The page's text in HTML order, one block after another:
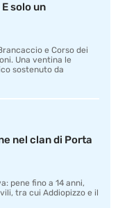
solo un
e Corso dei
Una ventina le
sostenuto da
nel clan di Porta
pene fino a 14 anni,
tra cui Addiopizzo e il